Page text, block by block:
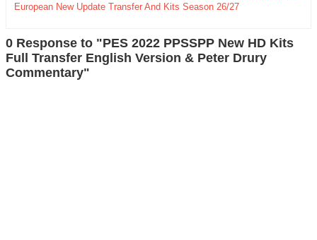
European New Update Transfer And Kits Season 26/27
0 Response to "PES 2022 PPSSPP New HD Kits
Full Transfer English Version & Peter Drury
Commentary"